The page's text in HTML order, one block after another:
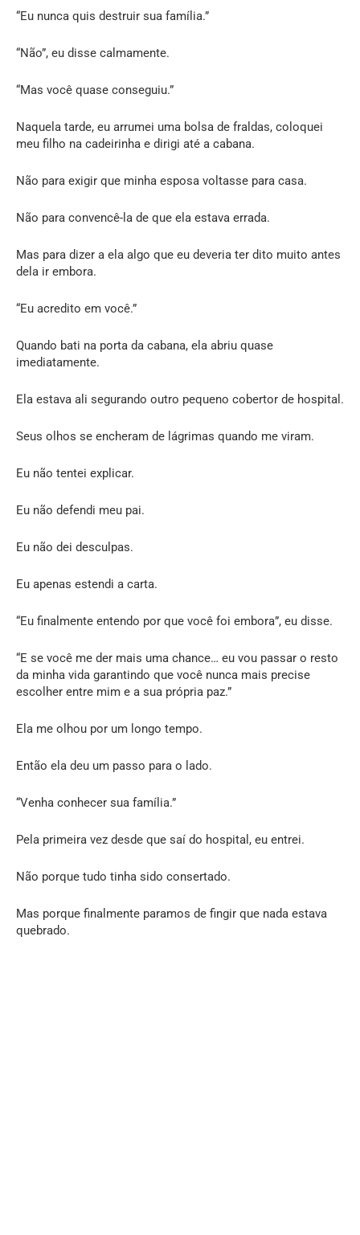
“Eu nunca quis destruir sua família.”
“Não”, eu disse calmamente.
“Mas você quase conseguiu.”
Naquela tarde, eu arrumei uma bolsa de fraldas, coloquei
meu filho na cadeirinha e dirigi até a cabana.
Não para exigir que minha esposa voltasse para casa.
Não para convencê-la de que ela estava errada.
Mas para dizer a ela algo que eu deveria ter dito muito antes
dela ir embora.
“Eu acredito em você.”
Quando bati na porta da cabana, ela abriu quase
imediatamente.
Ela estava ali segurando outro pequeno cobertor de hospital.
Seus olhos se encheram de lágrimas quando me viram.
Eu não tentei explicar.
Eu não defendi meu pai.
Eu não dei desculpas.
Eu apenas estendi a carta.
“Eu finalmente entendo por que você foi embora”, eu disse.
“E se você me der mais uma chance… eu vou passar o resto
da minha vida garantindo que você nunca mais precise
escolher entre mim e a sua própria paz.”
Ela me olhou por um longo tempo.
Então ela deu um passo para o lado.
“Venha conhecer sua família.”
Pela primeira vez desde que saí do hospital, eu entrei.
Não porque tudo tinha sido consertado.
Mas porque finalmente paramos de fingir que nada estava
quebrado.